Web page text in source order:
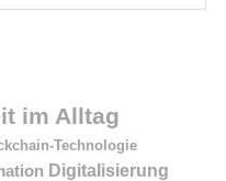
im Alltag
Technologie
Digitalisierung